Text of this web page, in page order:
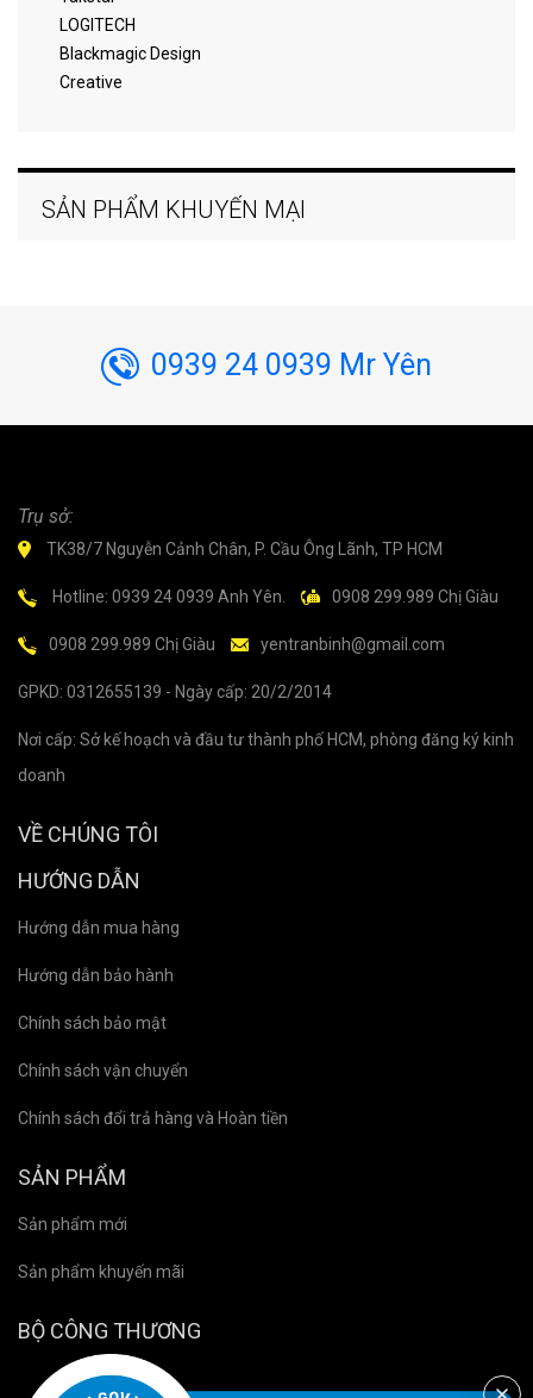
LOGITECH
Blackmagic Design
Creative
SẢN PHẨM KHUYẾN MẠI
0939 24 0939 Mr Yên
Trụ sở:
TK38/7 Nguyễn Cảnh Chân, P. Cầu Ông Lãnh, TP HCM
Hotline: 0939 24 0939 Anh Yên. 0908 299.989 Chị Giàu
0908 299.989 Chị Giàu yentranbinh@gmail.com
GPKD: 0312655139 - Ngày cấp: 20/2/2014
Nơi cấp: Sở kế hoạch và đầu tư thành phố HCM, phòng đăng ký kinh
doanh
VỀ CHÚNG TÔI
HƯỚNG DẪN
Hướng dẫn mua hàng
Hướng dẫn bảo hành
Chính sách bảo mật
Chính sách vận chuyển
Chính sách đổi trả hàng và Hoàn tiền
SẢN PHẨM
Sản phẩm mới
Sản phẩm khuyến mãi
BỘ CÔNG THƯƠNG